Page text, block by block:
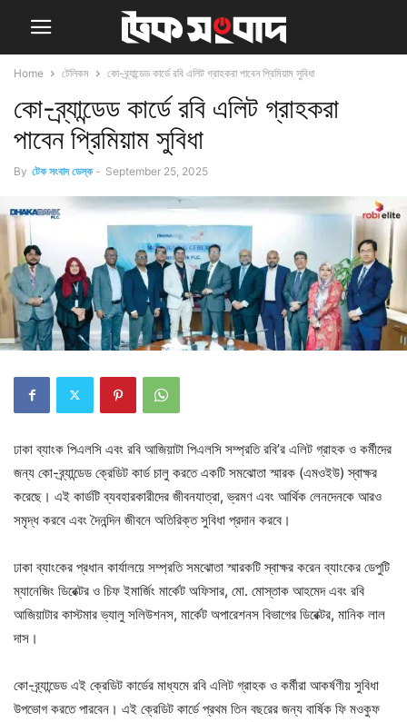
Home টেলিকম কো-ব্র্যান্ডেড কার্ডে রবি এলিট গ্রাহকরা পাবেন প্রিমিয়াম সুবিধা
কো-ব্র্যান্ডেড কার্ডে রবি এলিট গ্রাহকরা
পাবেন প্রিমিয়াম সুবিধা
By টেক সংবাদ ডেস্ক - September 25, 2025
ঢাকা ব্যাংক পিএলসি এবং রবি আজিয়াটা পিএলসি সম্প্রতি রবি’র এলিট গ্রাহক ও কর্মীদের
জন্য কো-ব্র্যান্ডেড ক্রেডিট কার্ড চালু করতে একটি সমঝোতা স্মারক (এমওইউ) স্বাক্ষর
করেছে। এই কার্ডটি ব্যবহারকারীদের জীবনযাত্রা, ভ্রমণ এবং আর্থিক লেনদেনকে আরও
সমৃদ্ধ করবে এবং দৈনন্দিন জীবনে অতিরিক্ত সুবিধা প্রদান করবে।
ঢাকা ব্যাংকের প্রধান কার্যালয়ে সম্প্রতি সমঝোতা স্মারকটি স্বাক্ষর করেন ব্যাংকের ডেপুটি
ম্যানেজিং ডিরেক্টর ও চিফ ইমার্জিং মার্কেট অফিসার, মো. মোস্তাক আহমেদ এবং রবি
আজিয়াটার কাস্টমার ভ্যালু সলিউশনস, মার্কেট অপারেশনস বিভাগের ডিরেক্টর, মানিক লাল
দাস।
কো-ব্র্যান্ডেড এই ক্রেডিট কার্ডের মাধ্যমে রবি এলিট গ্রাহক ও কর্মীরা আকর্ষণীয় সুবিধা
উপভোগ করতে পারবেন। এই ক্রেডিট কার্ডে প্রথম তিন বছরের জন্য বার্ষিক ফি মওকুফ